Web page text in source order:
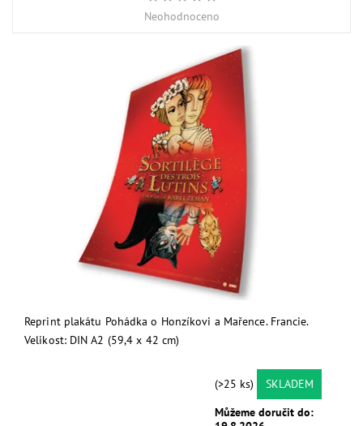
Neohodnoceno
Reprint plakátu Pohádka o Honzíkovi a Mařence. Francie.
Velikost: DIN A2 (59,4 x 42 cm)
(>25 ks)
SKLADEM
Můžeme doručit do: